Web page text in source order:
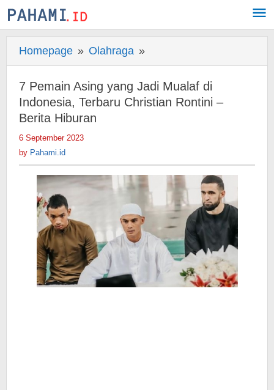
Skip
to
Homepage » Olahraga »
Pemain
Asing
yang
Indonesia,
Terbaru
Christian
Rontini
-
Berita
Hiburan
7 Pemain Asing yang Jadi Mualaf di
Indonesia, Terbaru Christian Rontini –
Berita Hiburan
6 September 2023
by Pahami.id